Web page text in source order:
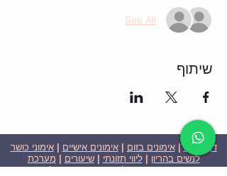
See All
שיתוף
דף הבית|אימונים בזום |אימונים אישיים |אימוני כושר
לנשים בהריון |ליווי תזונתי |שיעורים | מערכת
שבועית-אימונים בזום|תוכניות ומחירים|סרטוני